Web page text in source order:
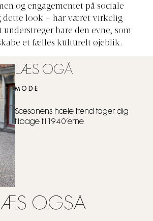
og engagementet på sociale
dette look – har været virkelig
understreger bare den evne, som
et fælles kulturelt øjeblik.
LÆS OGÅ
MODE
Sæsonens hæle-trend tager dig
tilbage til 1940’erne
OGSÅ